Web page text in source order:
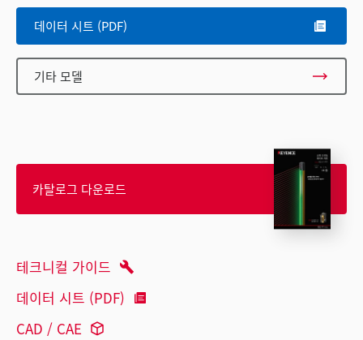
데이터 시트 (PDF)
기타 모델
카탈로그 다운로드
테크니컬 가이드
데이터 시트 (PDF)
CAD / CAE